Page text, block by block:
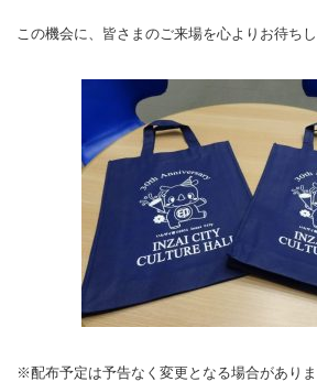
この機会に、皆さまのご来場を心よりお待ちし
※配布予定は予告なく変更となる場合がありま